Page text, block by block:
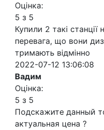
Оцінка:
5 з 5
Купили 2 такі
перевага, що вони
тримають відмінно
2022-07-12 13:06:08
Вадим
Оцінка:
5 з 5
Подскажите данный
актуальная цена ?